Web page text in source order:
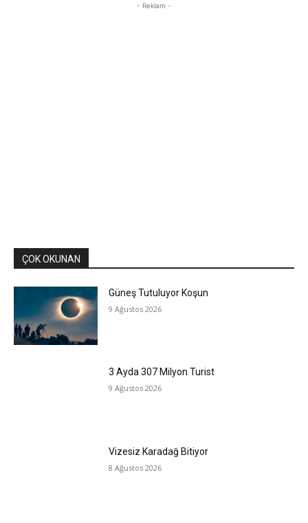
- Reklam -
ÇOK OKUNAN
Güneş Tutuluyor Koşun
9 Ağustos 2026
3 Ayda 307 Milyon Turist
9 Ağustos 2026
Vizesiz Karadağ Bitiyor
8 Ağustos 2026